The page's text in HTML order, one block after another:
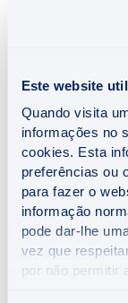
Este website
Quando visita
informações no
cookies. Esta
preferências ou
para fazer o
informação
pode dar-lhe
vez que
por não permitir
máximo de
montante
máx. de
15% do IVA
reparação
motociclos,
similares,
de beleza,
a aquisição
veterinário